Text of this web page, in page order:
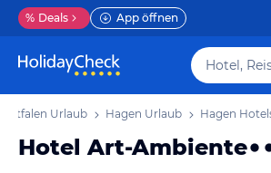
% Deals App öffnen
Urlaub Hagen Urlaub Hagen
Hotel Art-Ambiente